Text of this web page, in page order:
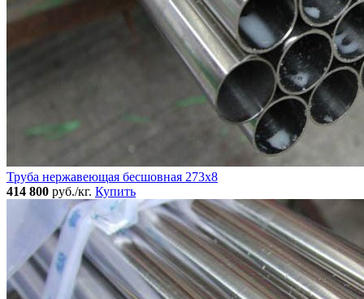
Труба нержавеющая бесшовная 273x8
414 800 руб./кг. Купить